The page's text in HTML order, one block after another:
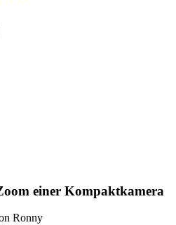
einer Kompaktkamera
Ronny